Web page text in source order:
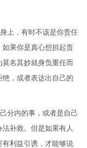
上，有时不该是你责任
果你是真心想担起责
名其妙就身负重任而
绝，或者表达出自己的
分内的事，或者是自己
补救。但是如果有人
利益引诱，才能够说